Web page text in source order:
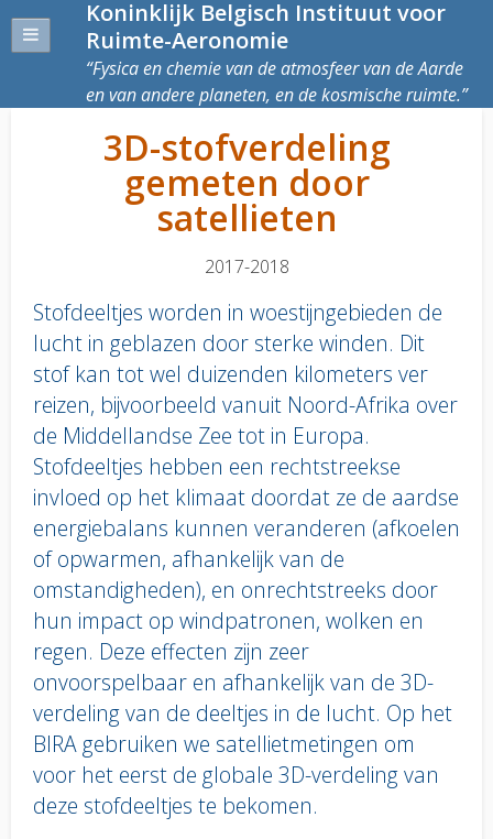
Koninklijk Belgisch Instituut voor
Ruimte-Aeronomie
Fysica en chemie van de atmosfeer van de Aarde
en van andere planeten, en de kosmische ruimte.
3D-stofverdeling
gemeten door
satellieten
2017-2018
Stofdeeltjes worden in woestijngebieden de
lucht in geblazen door sterke winden. Dit
stof kan tot wel duizenden kilometers ver
reizen, bijvoorbeeld vanuit Noord-Afrika over
de Middellandse Zee tot in Europa.
Stofdeeltjes hebben een rechtstreekse
invloed op het klimaat doordat ze de aardse
energiebalans kunnen veranderen (afkoelen
of opwarmen, afhankelijk van de
omstandigheden), en onrechtstreeks door
hun impact op windpatronen, wolken en
regen. Deze effecten zijn zeer
onvoorspelbaar en afhankelijk van de 3D-
verdeling van de deeltjes in de lucht. Op het
BIRA gebruiken we satellietmetingen om
voor het eerst de globale 3D-verdeling van
deze stofdeeltjes te bekomen.